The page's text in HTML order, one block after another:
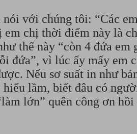
nói với chúng tôi: “Các
chị thời điểm này là
thế này “còn 4 đứa em
đứa”, vì lúc ấy mấy em
Nếu sơ suất in như
hiểu lầm, biết đâu có
lớn” quên công ơn